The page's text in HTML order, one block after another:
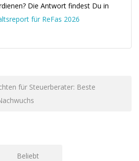
Die Antwort findest Du in
für ReFas 2026
für Steuerberater: Beste
Beliebt